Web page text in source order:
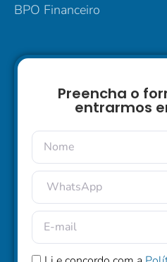
BPO Financeiro
Preencha o
entrarmos